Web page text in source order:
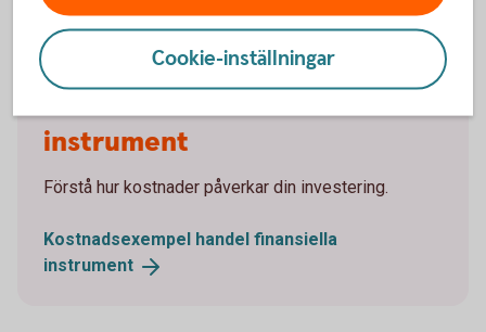
Handel med finansiella
instrument
Förstå hur kostnader påverkar din investering.
Kostnadsexempel handel finansiella
instrument
Cookie-inställningar